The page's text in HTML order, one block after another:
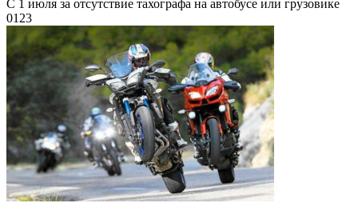
С 1 июля за отсутствие тахографа на автобусе или грузовике
0123